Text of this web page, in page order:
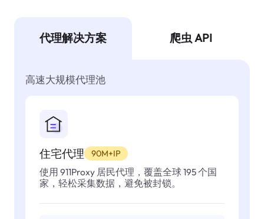
代理解决方案 爬虫 API
高速大规模代理池
住宅代理 90M+IP
使用 911Proxy 居民代理，覆盖全球 195 个国
家，轻松采集数据，避免被封锁。